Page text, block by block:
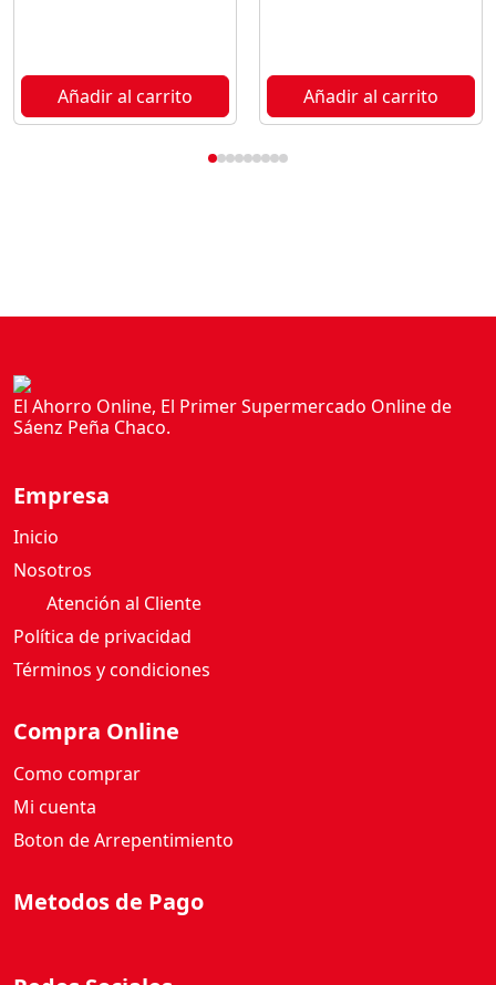
Añadir al carrito Añadir al carrito
El Ahorro Online, El Primer Supermercado Online de
Sáenz Peña Chaco.
Empresa
Inicio
Nosotros
Atención al Cliente
Política de privacidad
Términos y condiciones
Compra Online
Como comprar
Mi cuenta
Boton de Arrepentimiento
Metodos de Pago